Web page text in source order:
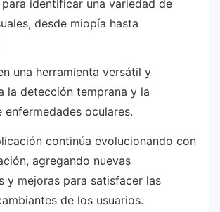
identificar una variedad de
desde miopía hasta
una herramienta versátil y
la detección temprana y la
enfermedades oculares.
continúa evolucionando con
agregando nuevas
y mejoras para satisfacer las
de los usuarios.